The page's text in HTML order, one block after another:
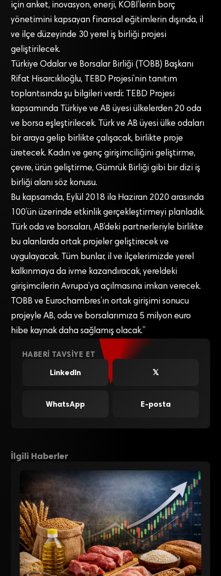
için anket, inovasyon, enerji, KOBİ’lerin borç
yönetimini kapsayan finansal eğitimlerin dışında, il
ve ilçe düzeyinde 30 yerel iş birliği projesi
geliştirilecek.
Türkiye Odalar ve Borsalar Birliği (TOBB) Başkanı
Rifat Hisarcıklıoğlu, TEBD Projesi’nin tanıtım
toplantısında şu bilgileri verdi: TEBD Projesi
kapsamında Türkiye ve AB üyesi ülkelerden 20 oda
ve borsa eşleştirilecek. Türk ve AB üyesi ülke odaları
bir araya gelip birlikte çalışacak, birlikte proje
üretecek. Kadın ve genç girişimciliğini geliştirme,
çevre, ürün geliştirme, Gümrük Birliği gibi bir dizi iş
birliği alanı söz konusu.
Bu kapsamda, Eylül 2018 ila Haziran 2020 arasında
100’ün üzerinde etkinlik gerçekleştirmeyi planladık.
Türk oda ve borsaları, AB’deki partnerleriyle birlikte
bu alanlarda ortak projeler geliştirecek ve
uygulayacak. Tüm bunlar, il ve ilçelerimizde yerel
kalkınmaya da ivme kazandıracak, yereldeki
girişimcilerin Avrupa’ya açılmasına imkan verecek.
TOBB ve Eurochambres’ın ortak girişimi sonucu
projeyle AB, oda ve borsalarımıza 5 milyon euro
hibe kaynak daha sağlamış olacak.”
HABERI TAVSIYE ET
LinkedIn
𝕏
WhatsApp E-posta
İlgili Haberler